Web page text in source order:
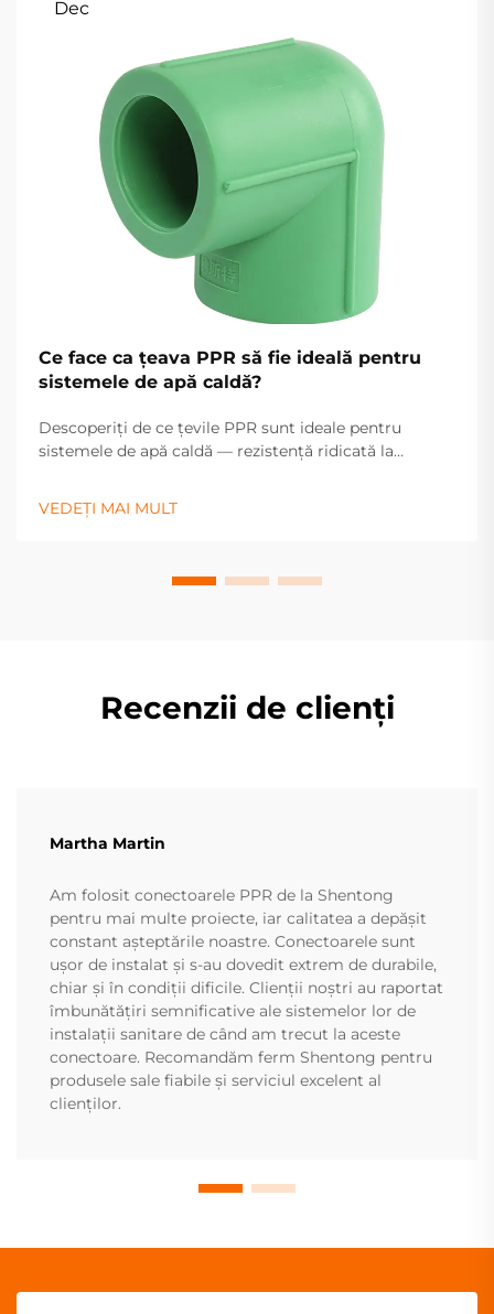
Dec
Ce face ca țeava PPR să fie ideală pentru
sistemele de apă caldă?
Descoperiți de ce țevile PPR sunt ideale pentru
sistemele de apă caldă — rezistență ridicată la
VEDEȚI MAI MULT
Recenzii de clienți
Martha Martin
Am folosit conectoarele PPR de la Shentong
pentru mai multe proiecte, iar calitatea a depășit
constant așteptările noastre. Conectoarele sunt
ușor de instalat și s-au dovedit extrem de durabile,
chiar și în condiții dificile. Clienții noștri au raportat
îmbunătățiri semnificative ale sistemelor lor de
instalații sanitare de când am trecut la aceste
conectoare. Recomandăm ferm Shentong pentru
produsele sale fiabile și serviciul excelent al
clienților.